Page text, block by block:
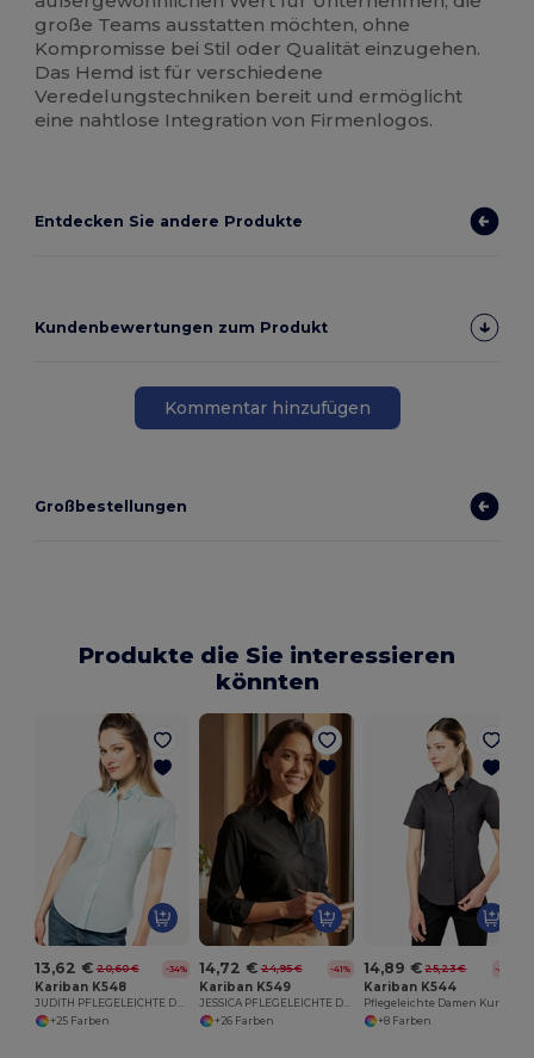
große Teams ausstatten möchten, ohne
Kompromisse bei Stil oder Qualität einzugehen.
Das Hemd ist für verschiedene
Veredelungstechniken bereit und ermöglicht
eine nahtlose Integration von Firmenlogos.
Entdecken Sie andere Produkte
Kundenbewertungen zum Produkt
Kommentar hinzufügen
Großbestellungen
Produkte die Sie interessieren
könnten
13,62 € 20,60 € -34%
Kariban K548
JUDITH PFLEGELEICHTE DAMEN KURZARM 65/35 BLUSE
+25 Farben
14,72 € 24,95 € -41%
Kariban K549
JESSICA PFLEGELEICHTE DAMEN LANGARM 65/35 BLUSE
+26 Farben
14,89 € 25,23 € -41%
Kariban K544
+8 Farben